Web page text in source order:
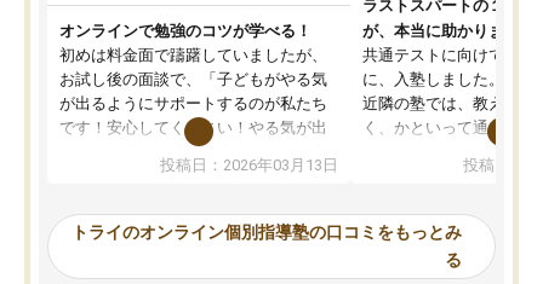
オンラインで勉強のコツが学べる！
初めは料金面で躊躇していましたが、
お試し後の面談で、「子どもがやる気
が出るようにサポートするのが私たち
です！安心してください！やる気が出
ないのは私たち講師の責任です」と言
ってくださり、確かに！と考えて、思
ったんですが、学生の先生から学ぶこ
み、徐々に成績が上がったらいいなと
投稿日：2026年03月13日
ラストスパートの１か月
が、本当に助かりました
共通テストに向けての追
に、入塾しました。田舎
近隣の塾では、教えても
く、かといって通うには
可能なので本当に助か
らないところをピンポイ
頂いて、とてもわかり
していました。一生を
投稿日：
トライのオンライン個別指導塾の口コミをもっとみ
る